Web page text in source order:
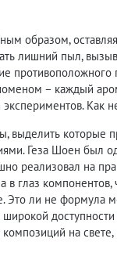
образом,
лишний пыл,
– каждый
Как
выделить которые
Геза Шоен был
реализовал на
в глаз
ли не формула
широкой
на